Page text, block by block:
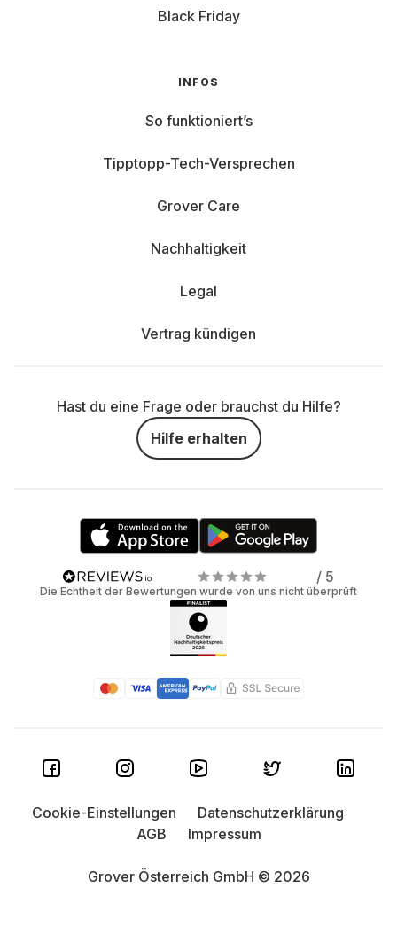
Black Friday
INFOS
So funktioniert’s
Tipptopp-Tech-Versprechen
Grover Care
Nachhaltigkeit
Legal
Vertrag kündigen
Hast du eine Frage oder brauchst du Hilfe?
Hilfe erhalten
/ 5
Die Echtheit der Bewertungen wurde von uns nicht überprüft
Grover Österreich GmbH © 2026
Cookie-Einstellungen
Datenschutzerklärung
AGB
Impressum